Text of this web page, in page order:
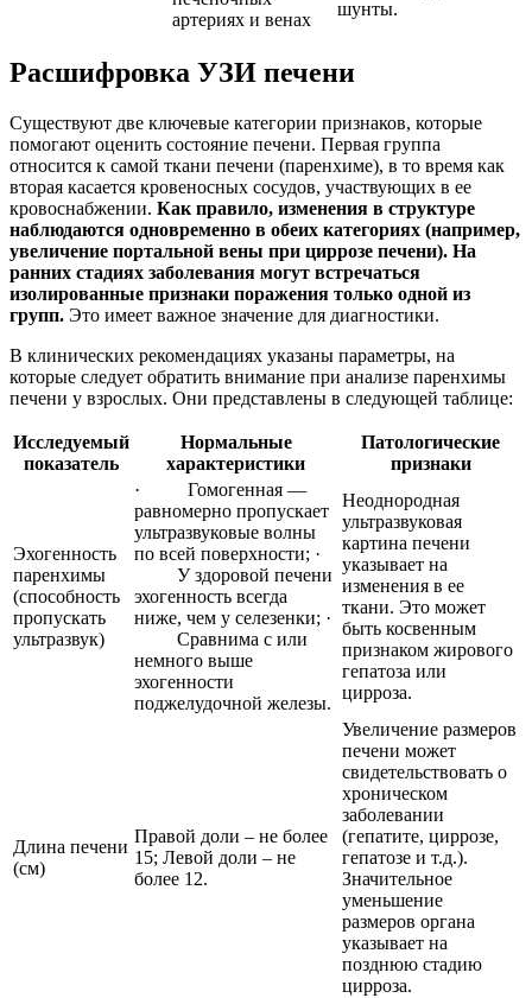
артериях и венах
шунты.
Расшифровка УЗИ печени
Существуют две ключевые категории признаков, которые
помогают оценить состояние печени. Первая группа
относится к самой ткани печени (паренхиме), в то время как
вторая касается кровеносных сосудов, участвующих в ее
кровоснабжении. Как правило, изменения в структуре
наблюдаются одновременно в обеих категориях (например,
увеличение портальной вены при циррозе печени). На
ранних стадиях заболевания могут встречаться
изолированные признаки поражения только одной из
групп. Это имеет важное значение для диагностики.
В клинических рекомендациях указаны параметры, на
которые следует обратить внимание при анализе паренхимы
печени у взрослых. Они представлены в следующей таблице:
Исследуемый
показатель
Нормальные
характеристики
Патологические
признаки
Эхогенность
паренхимы
(способность
пропускать
ультразвук)
· Гомогенная —
равномерно пропускает
ультразвуковые волны
по всей поверхности; ·
У здоровой печени
эхогенность всегда
ниже, чем у селезенки; ·
Сравнима с или
немного выше
эхогенности
поджелудочной железы.
Неоднородная
ультразвуковая
картина печени
указывает на
изменения в ее
ткани. Это может
быть косвенным
признаком жирового
гепатоза или
цирроза.
Длина печени
(см)
Правой доли – не более
15; Левой доли – не
более 12.
Увеличение размеров
печени может
свидетельствовать о
хроническом
заболевании
(гепатите, циррозе,
гепатозе и т.д.).
Значительное
уменьшение
размеров органа
указывает на
позднюю стадию
цирроза.